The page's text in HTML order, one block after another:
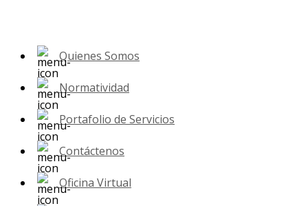
Quienes Somos
Normatividad
Portafolio de Servicios
Contáctenos
Oficina Virtual